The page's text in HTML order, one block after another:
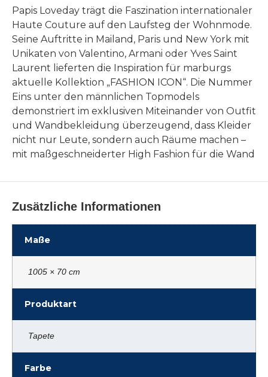
Papis Loveday trägt die Faszination internationaler
Haute Couture auf den Laufsteg der Wohnmode.
Seine Auftritte in Mailand, Paris und New York mit
Unikaten von Valentino, Armani oder Yves Saint
Laurent lieferten die Inspiration für marburgs
aktuelle Kollektion „FASHION ICON“. Die Nummer
Eins unter den männlichen Topmodels
demonstriert im exklusiven Miteinander von Outfit
und Wandbekleidung überzeugend, dass Kleider
nicht nur Leute, sondern auch Räume machen –
mit maßgeschneiderter High Fashion für die Wand
Zusätzliche Informationen
Maße
1005 × 70 cm
Produktart
Tapete
Farbe